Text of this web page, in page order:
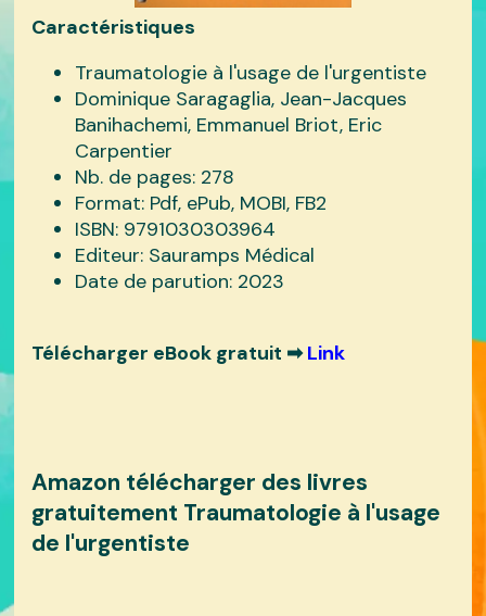
Caractéristiques
Traumatologie à l'usage de l'urgentiste
Dominique Saragaglia, Jean-Jacques
Banihachemi, Emmanuel Briot, Eric
Carpentier
Nb. de pages: 278
Format: Pdf, ePub, MOBI, FB2
ISBN: 9791030303964
Editeur: Sauramps Médical
Date de parution: 2023
Télécharger eBook gratuit ➡Link
Amazon télécharger des livres
gratuitement Traumatologie à l'usage
de l'urgentiste